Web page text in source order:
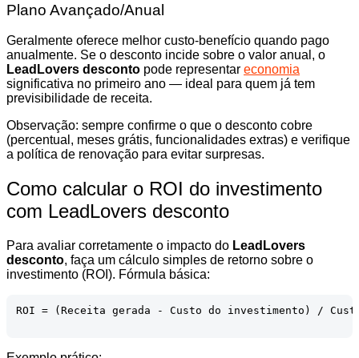
Plano Avançado/Anual
Geralmente oferece melhor custo-benefício quando pago
anualmente. Se o desconto incide sobre o valor anual, o
LeadLovers desconto pode representar economia
significativa no primeiro ano — ideal para quem já tem
previsibilidade de receita.
Observação: sempre confirme o que o desconto cobre
(percentual, meses grátis, funcionalidades extras) e verifique
a política de renovação para evitar surpresas.
Como calcular o ROI do investimento
com LeadLovers desconto
Para avaliar corretamente o impacto do LeadLovers
desconto, faça um cálculo simples de retorno sobre o
investimento (ROI). Fórmula básica:
ROI = (Receita gerada - Custo do investimento) /